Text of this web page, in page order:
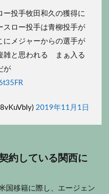
ー投手牧田和久の獲得に
ロー投手は青柳投手が
メジャーからの選手が
雑と思われる まぁ入る
が
2019年11月1日
約している関西に
国移籍に際し、エージェン